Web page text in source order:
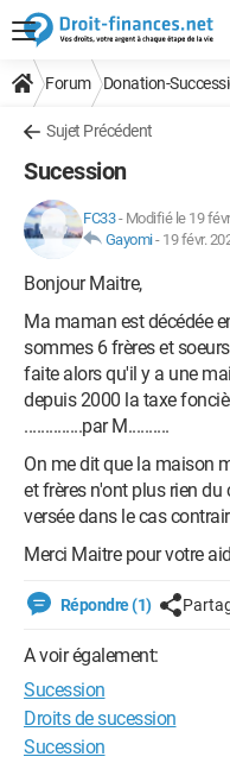
Forum Donation-
Sujet Précédent
Sucession
FC33- Modifié le 19
Gayomi- 19 févr.
Bonjour Maitre,
Ma maman est décédée
sommes 6 frères et
faite alors qu'il y a une
depuis 2000 la taxe
..............par M..........
On me dit que la maison
et frères n'ont plus rien du
versée dans le cas
Merci Maitre pour votre
Répondre (1)
A voir également:
Sucession
Droits de sucession
Sucession